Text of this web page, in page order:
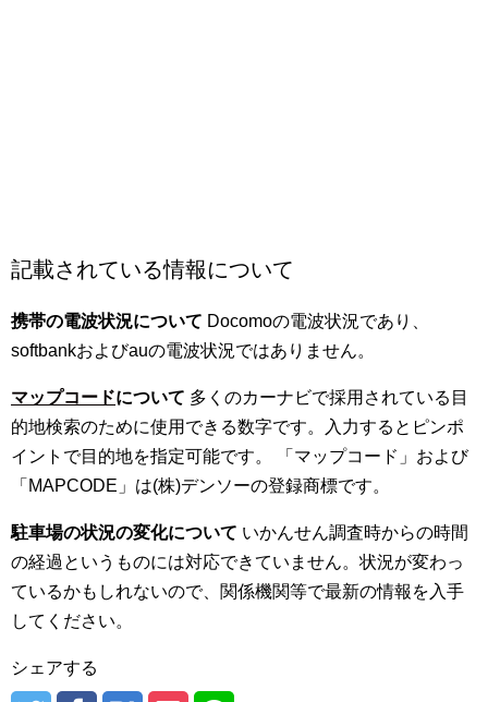
記載されている情報について
携帯の電波状況について Docomoの電波状況であり、
softbankおよびauの電波状況ではありません。
マップコードについて 多くのカーナビで採用されている目
的地検索のために使用できる数字です。入力するとピンポ
イントで目的地を指定可能です。 「マップコード」および
「MAPCODE」は(株)デンソーの登録商標です。
駐車場の状況の変化について いかんせん調査時からの時間
の経過というものには対応できていません。状況が変わっ
ているかもしれないので、関係機関等で最新の情報を入手
してください。
シェアする